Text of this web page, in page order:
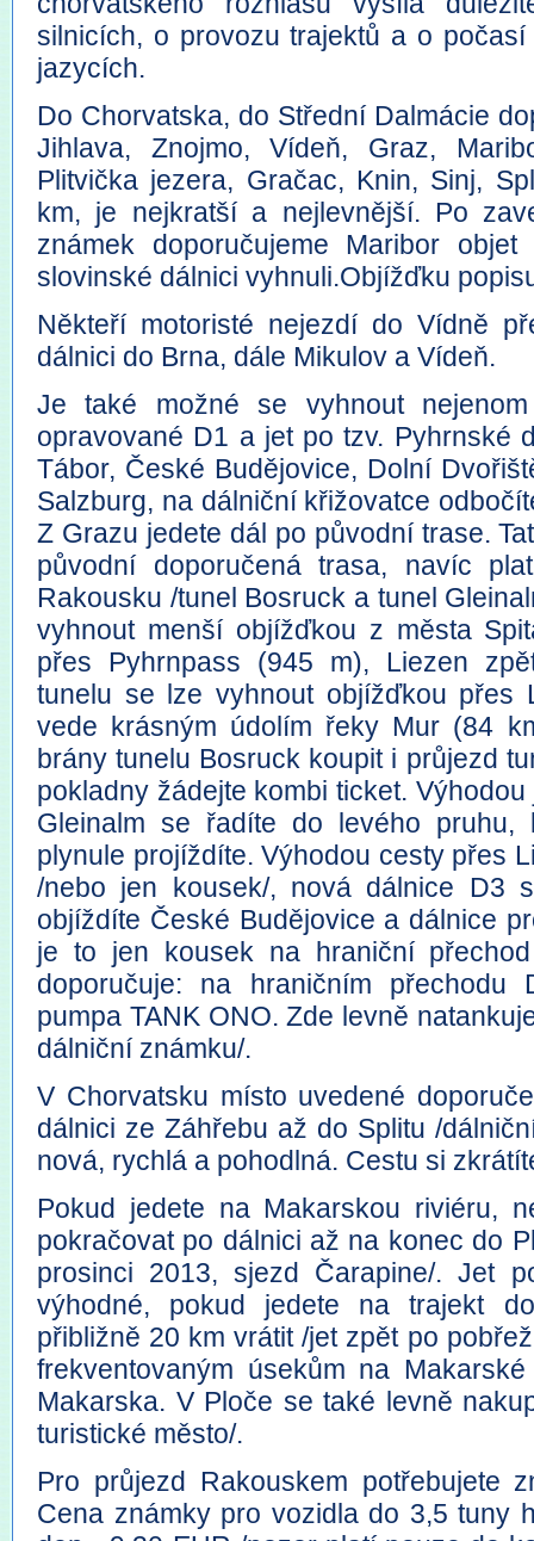
silnicích, o provozu trajektů a o
jazycích.
Do Chorvatska, do Střední Dalmácie
Jihlava, Znojmo, Vídeň, Graz,
Plitvička jezera, Gračac, Knin, Sinj,
km, je nejkratší a nejlevnější. Po
známek doporučujeme Maribor
slovinské dálnici vyhnuli.Objížďku
Někteří motoristé nejezdí do Vídně
dálnici do Brna, dále Mikulov a Vídeň.
Je také možné se vyhnout
opravované D1 a jet po tzv. Pyhrnské
Tábor, České Budějovice, Dolní
Salzburg, na dálniční křižovatce
Z Grazu jedete dál po původní trase.
původní doporučená trasa, navíc
Rakousku /tunel Bosruck a tunel
vyhnout menší objížďkou z města
přes Pyhrnpass (945 m), Liezen
tunelu se lze vyhnout objížďkou přes
vede krásným údolím řeky Mur (84
brány tunelu Bosruck koupit i průjezd
pokladny žádejte kombi ticket.
Gleinalm se řadíte do levého
plynule projíždíte. Výhodou cesty přes
/nebo jen kousek/, nová dálnice D3
objíždíte České Budějovice a dálnice
je to jen kousek na hraniční
doporučuje: na hraničním přechodu
pumpa TANK ONO. Zde levně
dálniční známku/.
V Chorvatsku místo uvedené
dálnici ze Záhřebu až do Splitu /
nová, rychlá a pohodlná. Cestu si
Pokud jedete na Makarskou riviéru,
pokračovat po dálnici až na konec do
prosinci 2013, sjezd Čarapine/. Jet
výhodné, pokud jedete na trajekt
přibližně 20 km vrátit /jet zpět po
frekventovaným úsekům na
Makarska. V Ploče se také levně
turistické město/.
Pro průjezd Rakouskem potřebujete
Cena známky pro vozidla do 3,5 tuny